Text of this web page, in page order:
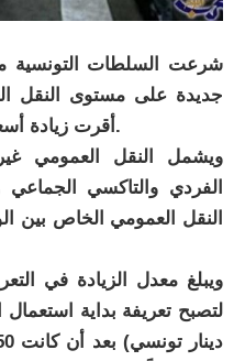
شرعت السلطات التونسية
جديدة على مستوى النقل
أقرت زيادة أسعار المحروقات الشهر الماضي.
ويشمل النقل العمومي
الفردي والتاكسي
النقل العمومي الخاص بين